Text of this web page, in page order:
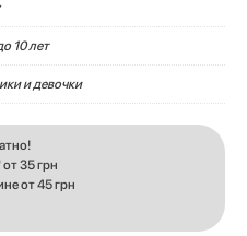
10 лет
и девочки
35 грн
от 45 грн